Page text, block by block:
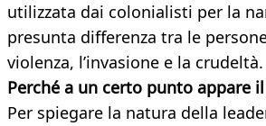
utilizzata dai colonialisti per la
presunta differenza tra le
violenza, l’invasione e la crudeltà.
Perché a un certo punto appare il
Per spiegare la natura della